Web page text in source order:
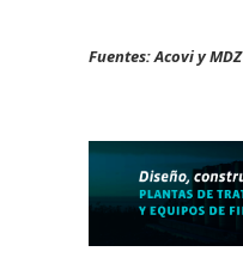
Fuentes: Acovi y MDZ